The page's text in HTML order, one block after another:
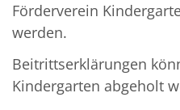
Förderverein
werden.
Beitrittserklärungen
Kindergarten abgeholt